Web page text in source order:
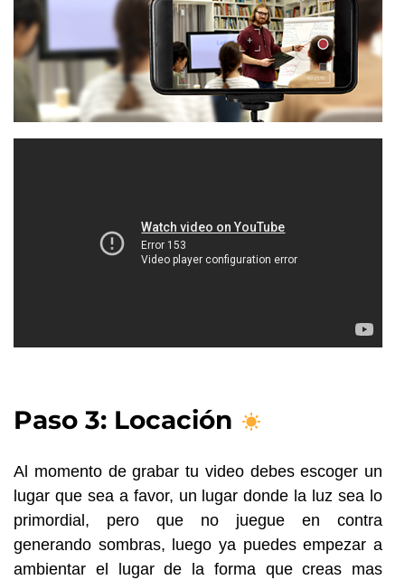
Paso 3: Locación
Al momento de grabar tu video debes escoger un
lugar que sea a favor, un lugar donde la luz sea lo
primordial, pero que no juegue en contra
generando sombras, luego ya puedes empezar a
ambientar el lugar de la forma que creas mas